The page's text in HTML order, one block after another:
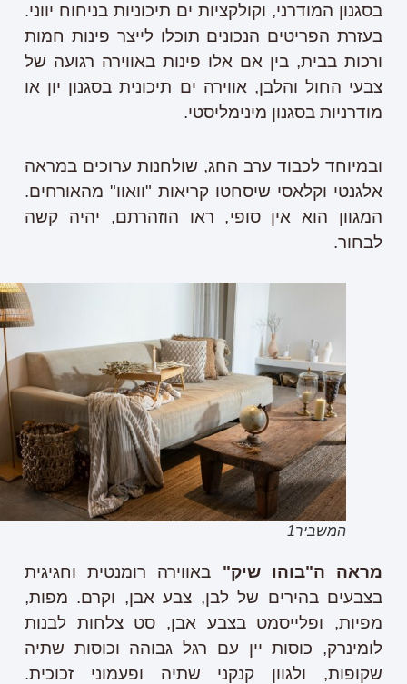
בסגנון המודרני, וקולקציות ים תיכוניות בניחוח יווני.
בעזרת הפריטים הנכונים תוכלו לייצר פינות חמות
ורכות בבית, בין אם אלו פינות באווירה רגועה של
צבעי החול והלבן, אווירה ים תיכונית בסגנון יון או
מודרניות בסגנון מינימליסטי.
ובמיוחד לכבוד ערב החג, שולחנות ערוכים במראה
אלגנטי וקלאסי שיסחטו קריאות "וואוו" מהאורחים.
המגוון הוא אין סופי, ראו הוזהרתם, יהיה
קשה
לבחור.
המשביר1
מראה ה"בוהו שיק" באווירה רומנטית וחגיגית
בצבעים בהירים של לבן, צבע אבן, וקרם. מפות,
מפיות, ופלייסמט בצבע אבן, סט צלחות לבנות
לומינרק, כוסות יין עם רגל גבוהה וכוסות שתיה
שקופות, ולגוון קנקני שתיה ופעמוני זכוכית.